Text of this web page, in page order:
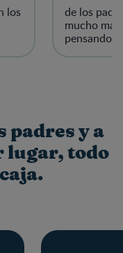
los
de los
mucho
pensando.
padres y a
lugar, todo